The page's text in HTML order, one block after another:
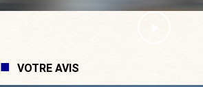
VOTRE AVIS